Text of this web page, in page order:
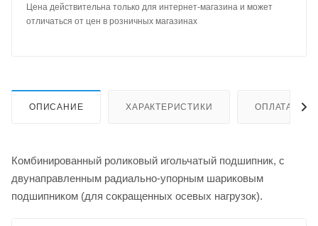
Цена действительна только для интернет-магазина и может
отличаться от цен в розничных магазинах
ОПИСАНИЕ ХАРАКТЕРИСТИКИ ОПЛАТА
Комбинированный роликовый игольчатый подшипник, с
двунаправленным радиально-упорным шариковым
подшипником (для сокращенных осевых нагрузок).